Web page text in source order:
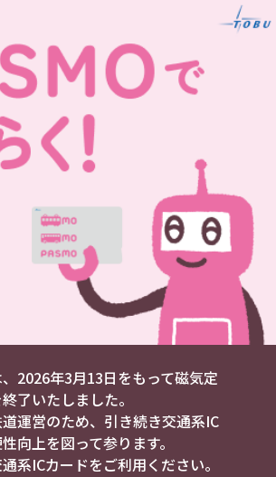
2026年3月13日をもって磁気定
了いたしました。
運営のため、引き続き交通系IC
向上を図って参ります。
系ICカードをご利用ください。